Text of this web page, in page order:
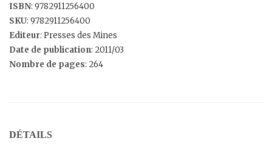
ISBN: 9782911256400
SKU: 9782911256400
Editeur: Presses des Mines
Date de publication: 2011/03
Nombre de pages: 264
DÉTAILS